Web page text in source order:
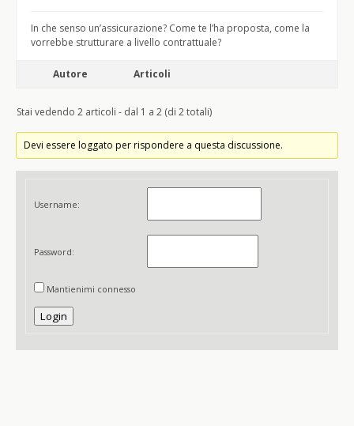
In che senso un’assicurazione? Come te l’ha proposta, come la
vorrebbe strutturare a livello contrattuale?
Autore Articoli
Stai vedendo 2 articoli - dal 1 a 2 (di 2 totali)
Devi essere loggato per rispondere a questa discussione.
Username:
Password:
Mantienimi connesso
Login